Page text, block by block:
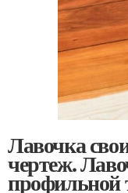
Лавочка
чертеж.
профильной